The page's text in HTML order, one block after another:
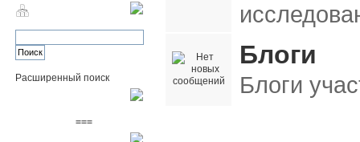
Расширенный поиск
===
Блоги
Блоги